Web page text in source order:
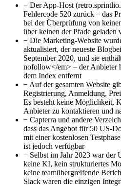
− Der App-Host
Fehlercode 520 zurück – das
bei der Überprüfung von
über keinen der Pfade geladen
− Die Marketing-Website
aktualisiert, der neueste
September 2020, und sie
nofollow</em> – der Anbieter
dem Index entfernt
− Auf der gesamten Website
Registrierung, Anmeldung,
Es besteht keine Möglichkeit,
Anbieter zu kontaktieren und
− Capterra und andere
dass das Angebot für 50 US-
mit einer kostenlosen
ist jedoch verfügbar
− Selbst im Jahr 2023 war der
keine KI, kein strukturiertes
keine teamübergreifende
Slack waren die einzigen